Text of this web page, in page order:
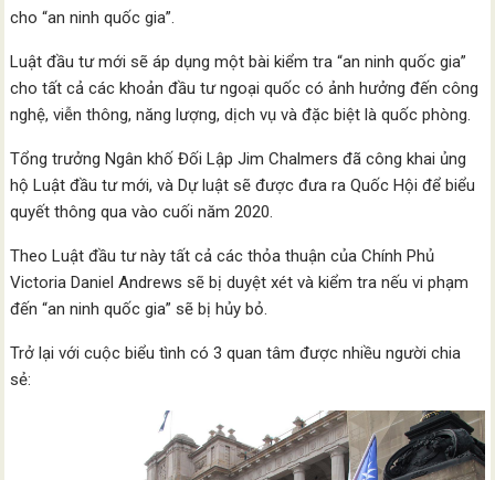
cho “an ninh quốc gia”.
Luật đầu tư mới sẽ áp dụng một bài kiểm tra “an ninh quốc gia”
cho tất cả các khoản đầu tư ngoại quốc có ảnh hưởng đến công
nghệ, viễn thông, năng lượng, dịch vụ và đặc biệt là quốc phòng.
Tổng trưởng Ngân khố Đối Lập Jim Chalmers đã công khai ủng
hộ Luật đầu tư mới, và Dự luật sẽ được đưa ra Quốc Hội để biểu
quyết thông qua vào cuối năm 2020.
Theo Luật đầu tư này tất cả các thỏa thuận của Chính Phủ
Victoria Daniel Andrews sẽ bị duyệt xét và kiểm tra nếu vi phạm
đến “an ninh quốc gia” sẽ bị hủy bỏ.
Trở lại với cuộc biểu tình có 3 quan tâm được nhiều người chia
sẻ: